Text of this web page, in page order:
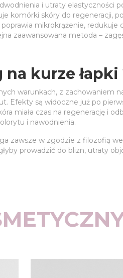
i utraty elastyczności
komórki skóry do regeneracji,
mikrokrążenie,
zaawansowana metoda –
kurze łapki
warunkach, z zachowaniem
Efekty są widoczne już po
miała czas na regenerację i
i nawodnienia.
zawsze w zgodzie z filozofią
prowadzić do blizn, utraty